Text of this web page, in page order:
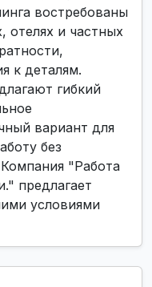
востребованы
отелях и частных
к деталям.
гибкий
вариант для
без
"Работа
предлагает
условиями